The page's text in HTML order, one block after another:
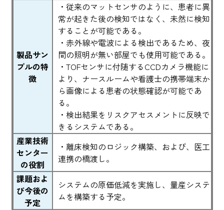
製品サン
プルの特
徴
・従来のマットセンサのように、患者に異
常が起きた後の検知ではなく、未然に検知
することが可能である。
・赤外線や電波による検出であるため、夜
間の照明が無い部屋でも使用可能である。
・TOFセンサに付随するCCDカメラ機能に
より、ナースルームや看護士の携帯端末か
ら画像による患者の状態確認が可能であ
る。
・検出結果をリスクアセスメントに反映で
きるシステムである。
産業技術
センター
の役割
・離床検知のロジック構築、および、医工
連携の橋渡し。
課題およ
び今後の
予定
システムの原価低減を実施し、量産システ
ムを構築する予定。